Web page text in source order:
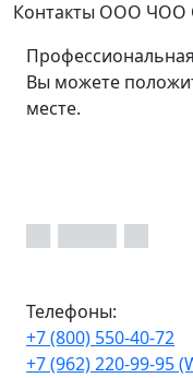
Контакты ООО ЧОО
Вы можете
месте.
Телефоны:
+7 (800) 550-40-72
+7 (962) 220-99-95